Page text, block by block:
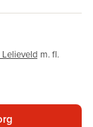
Lelieveld m. fl.